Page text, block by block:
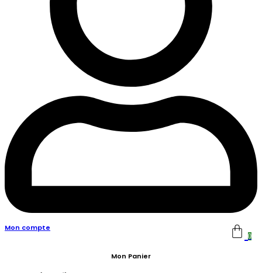
Mon compte
0
Mon Panier